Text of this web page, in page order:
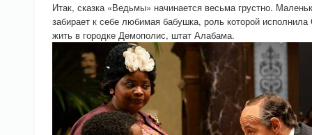
Итак, сказка «Ведьмы» начинается весьма грустно.
забирает к себе любимая бабушка, роль которой
жить в городке Демополис, штат Алабама.